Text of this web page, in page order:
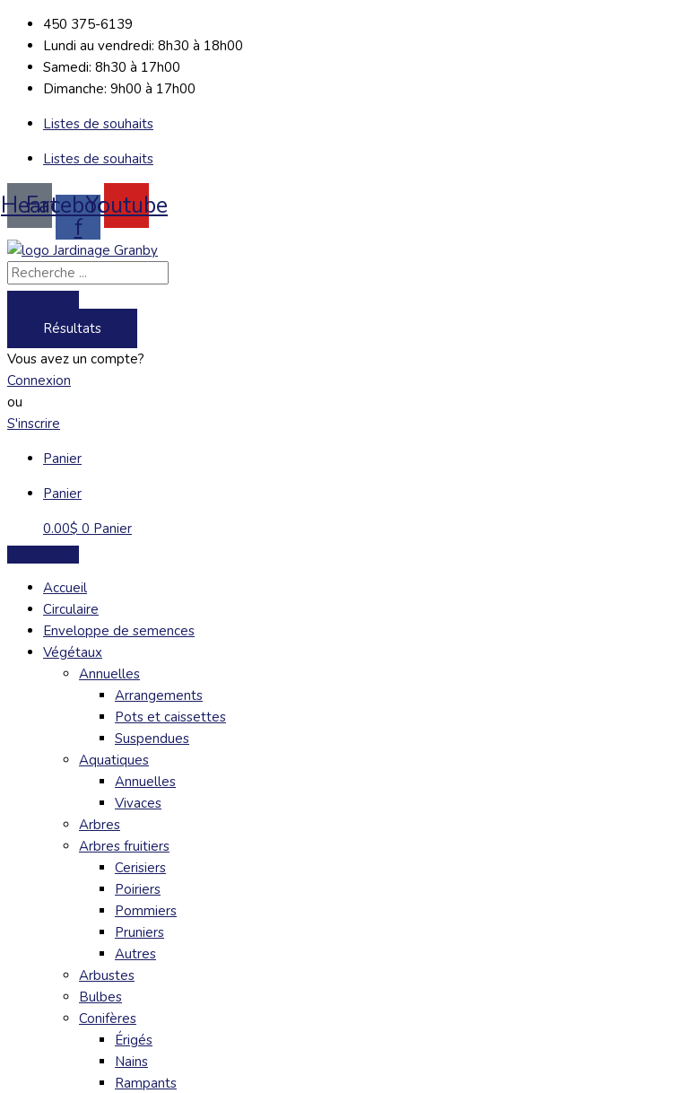
contenu
450 375-6139
Lundi au vendredi: 8h30 à 18h00
Samedi: 8h30 à 17h00
Dimanche: 9h00 à 17h00
Listes de souhaits
Listes de souhaits
Heart
Facebook-
f
Youtube
Résultats
Vous avez un compte?
Connexion
ou
S'inscrire
Panier
Panier
0.00$ 0 Panier
Accueil
Circulaire
Enveloppe de semences
Végétaux
Annuelles
Arrangements
Pots et caissettes
Suspendues
Aquatiques
Annuelles
Vivaces
Arbres
Arbres fruitiers
Cerisiers
Poiriers
Pommiers
Pruniers
Autres
Arbustes
Bulbes
Conifères
Érigés
Nains
Rampants